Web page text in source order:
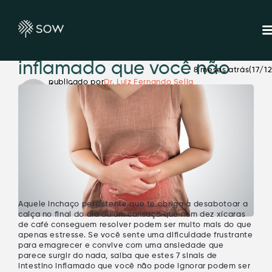
inflamado que você não
pode ignorar.
publicado porDr. Luiz Fernando Sella
8 meses atrás(17/
Aquele inchaço persistente que te obriga a desabotoar a
calça no final do dia ou um cansaço que nem dez xícaras
de café conseguem resolver podem ser muito mais do que
apenas estresse. Se você sente uma dificuldade frustrante
para emagrecer e convive com uma ansiedade que
parece surgir do nada, saiba que estes 7 sinais de
intestino inflamado que você não pode ignorar podem ser